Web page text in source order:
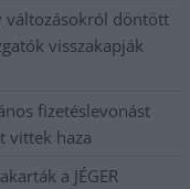
változásokról döntött
visszakapják
fizetéslevonást
vittek haza
a JÉGER